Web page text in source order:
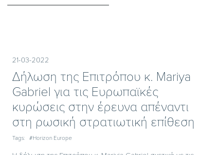
21-03-2022
Δήλωση της Επιτρόπου κ. Mariya
Gabriel για τις Ευρωπαϊκές
κυρώσεις στην έρευνα απέναντι
στη ρωσική στρατιωτική επίθεση
Tags: #Horizon Europe